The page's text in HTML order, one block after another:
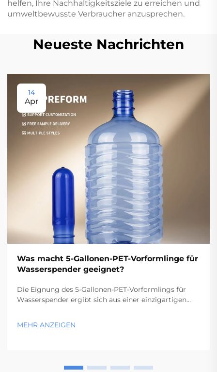
helfen, Ihre Nachhaltigkeitsziele zu erreichen und
umweltbewusste Verbraucher anzusprechen.
Neueste Nachrichten
14
Apr
Was macht 5-Gallonen-PET-Vorformlinge für
Wasserspender geeignet?
Die Eignung des 5-Gallonen-PET-Vorformlings für
Wasserspender ergibt sich aus einer einzigartigen
die perfekt auf die Anforderungen kommerzieller und
MEHR ANZEIGEN